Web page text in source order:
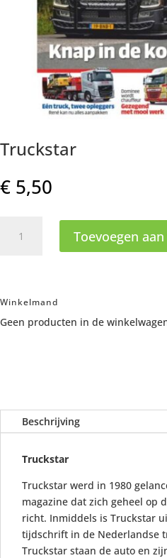
Truckstar
€ 5,50
aantal
Toevoegen
Winkelmand
Geen producten in de
Beschrijving
Truckstar
Truckstar werd in 1980
magazine dat zich geheel op
richt. Inmiddels is Truckstar
tijdschrift in de Nederlandse
Truckstar staan de auto en